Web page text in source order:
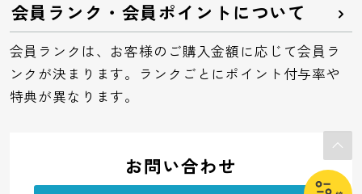
会員ランク・会員ポイントについて
会員ランクは、お客様のご購入金額に応じて会員ラ
ンクが決まります。ランクごとにポイント付与率や
特典が異なります。
お問い合わせ